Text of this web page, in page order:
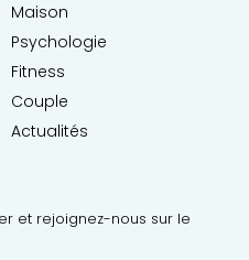
Maison
Psychologie
Fitness
Couple
Actualités
et rejoignez-nous sur le